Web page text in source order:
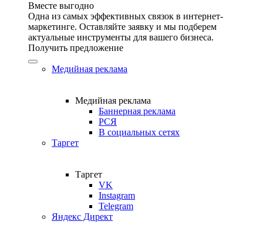
Вместе выгодно
Одна из самых эффективных связок в интернет-
маркетинге. Оставляйте заявку и мы подберем
актуальные инструменты для вашего бизнеса.
Получить предложение
Медийная реклама
Медийная реклама
Баннерная реклама
РСЯ
В социальных сетях
Таргет
Таргет
VK
Instagram
Telegram
Яндекс Директ